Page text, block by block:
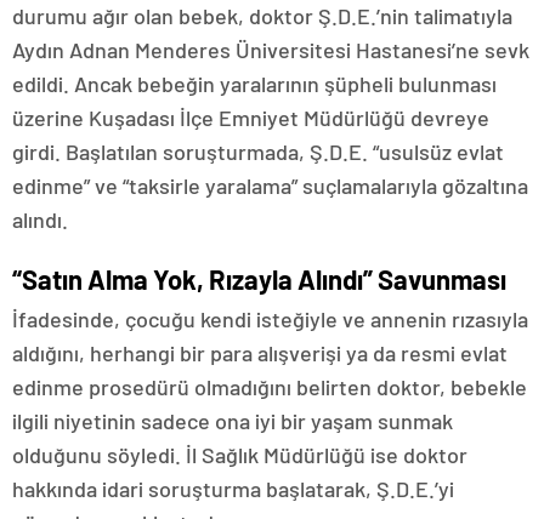
durumu ağır olan bebek, doktor Ş.D.E.’nin talimatıyla
Aydın Adnan Menderes Üniversitesi Hastanesi’ne sevk
edildi. Ancak bebeğin yaralarının şüpheli bulunması
üzerine Kuşadası İlçe Emniyet Müdürlüğü devreye
girdi. Başlatılan soruşturmada, Ş.D.E. “usulsüz evlat
edinme” ve “taksirle yaralama” suçlamalarıyla gözaltına
alındı.
“Satın Alma Yok, Rızayla Alındı” Savunması
İfadesinde, çocuğu kendi isteğiyle ve annenin rızasıyla
aldığını, herhangi bir para alışverişi ya da resmi evlat
edinme prosedürü olmadığını belirten doktor, bebekle
ilgili niyetinin sadece ona iyi bir yaşam sunmak
olduğunu söyledi. İl Sağlık Müdürlüğü ise doktor
hakkında idari soruşturma başlatarak, Ş.D.E.’yi